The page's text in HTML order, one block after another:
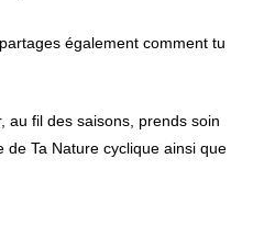
également comment tu
au fil des saisons, prends soin
de Ta Nature cyclique ainsi que